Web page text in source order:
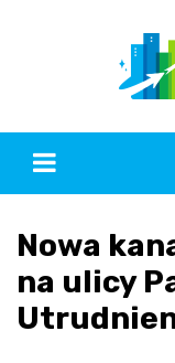
Nowa
na ulicy